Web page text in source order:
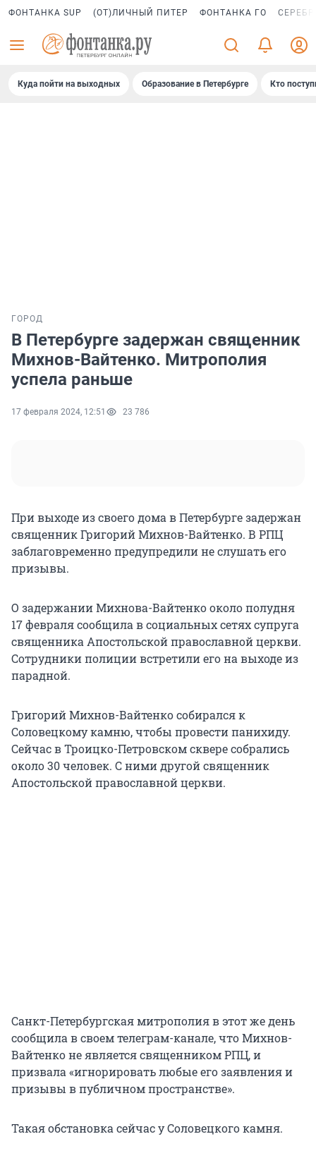
ФОНТАНКА SUP (ОТ)ЛИЧНЫЙ ПИТЕР ФОНТАНКА ГО
Куда пойти на выходных Образование в Петербурге Кто
ГОРОД
В Петербурге задержан священник
Михнов-Вайтенко. Митрополия
успела раньше
17 февраля 2024, 12:51 23 786
При выходе из своего дома в Петербурге задержан
священник Григорий Михнов-Вайтенко. В РПЦ
заблаговременно предупредили не слушать его
призывы.
О задержании Михнова-Вайтенко около полудня
17 февраля сообщила в социальных сетях супруга
священника Апостольской православной церкви.
Сотрудники полиции встретили его на выходе из
парадной.
Григорий Михнов-Вайтенко собирался к
Соловецкому камню, чтобы провести панихиду.
Сейчас в Троицко-Петровском сквере собрались
около 30 человек. С ними другой священник
Апостольской православной церкви.
Санкт-Петербургская митрополия в этот же день
сообщила в своем телеграм-канале, что Михнов-
Вайтенко не является священником РПЦ, и
призвала «игнорировать любые его заявления и
призывы в публичном пространстве».
Такая обстановка сейчас у Соловецкого камня.